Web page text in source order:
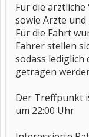
Für die
sowie Ärzte
Für die Fahrt
Fahrer stellen
sodass lediglich
getragen
Der Treffpunkt
um 22:00 Uhr